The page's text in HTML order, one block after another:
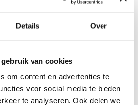
Details Over
van cookies
om content en advertenties te
voor social media te bieden
te analyseren. Ook delen we